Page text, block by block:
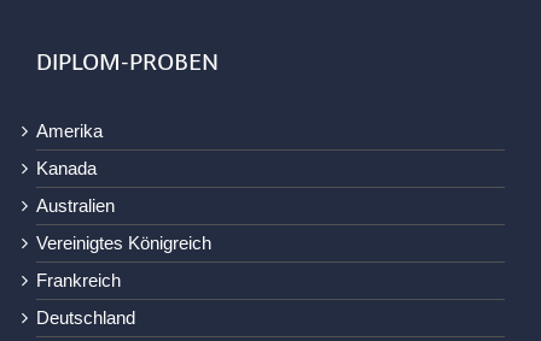
DIPLOM-PROBEN
Amerika
Kanada
Australien
Vereinigtes Königreich
Frankreich
Deutschland